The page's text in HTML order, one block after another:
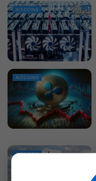
ALTCOINS
ALTCOINS
ALTCOINS